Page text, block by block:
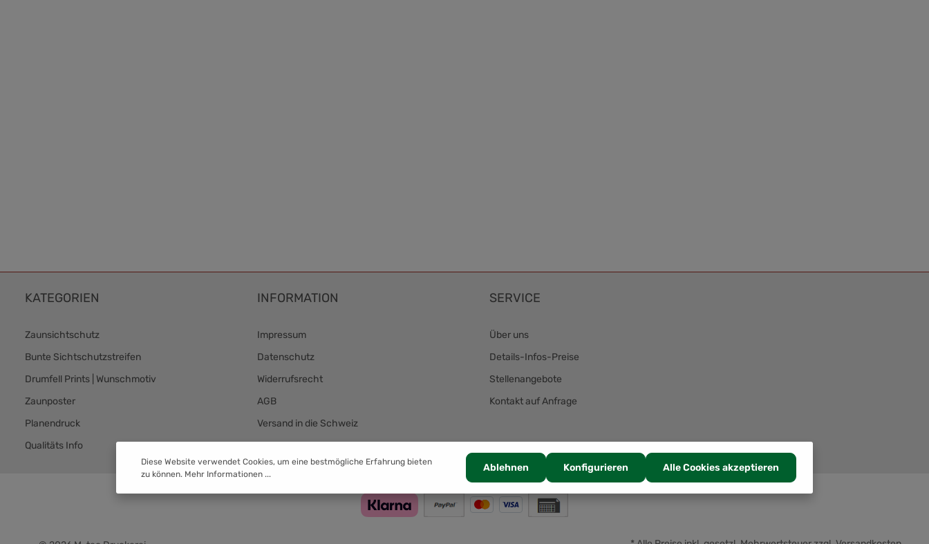
KATEGORIEN
Zaunsichtschutz
Bunte Sichtschutzstreifen
Drumfell Prints | Wunschmotiv
Zaunposter
Planendruck
Qualitäts Info
INFORMATION
Impressum
Datenschutz
Widerrufsrecht
AGB
Versand in die Schweiz
Versand & Zahlung
SERVICE
Über uns
Details-Infos-Preise
Stellenangebote
Kontakt auf Anfrage
Diese Website verwendet Cookies, um eine bestmögliche Erfahrung bieten
zu können. Mehr Informationen ...
Ablehnen Konfigurieren Alle Cookies akzeptieren